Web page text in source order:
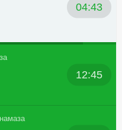
04:43
12:45